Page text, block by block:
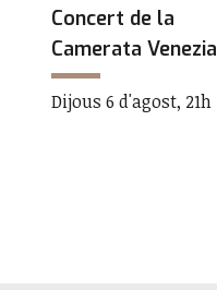
Concert de la
Camerata Venezia
Dijous 6 d'agost, 21h